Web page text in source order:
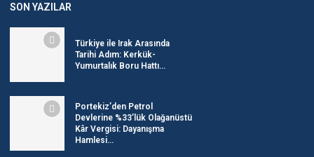
SON YAZILAR
Türkiye ile Irak Arasında
Tarihi Adım: Kerkük-
Yumurtalık Boru Hattı...
Portekiz’den Petrol
Devlerine %33’lük Olağanüstü
Kâr Vergisi: Dayanışma
Hamlesi...